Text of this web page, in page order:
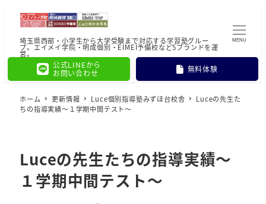
埼玉県西部・小学生から大学受験まで対応する学習塾グルー
プ。エイメイ学院・明成個別・EIMEI予備校など5ブランドを運
営。
公式LINEから
お問い合わせ
無料体験
MENU
ホーム 更新情報 Luce個別指導塾みずほ台校舎
Luceの先生た
ちの指導実績～１学期中間テスト～
Luceの先生たちの指導実績～
１学期中間テスト～